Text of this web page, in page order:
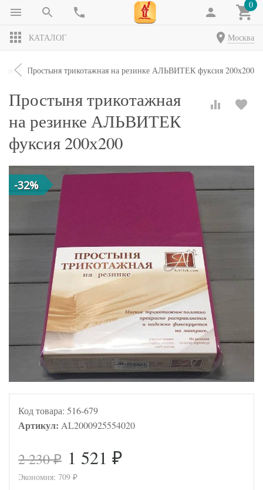
0
КАТАЛОГ Москва
Простыня трикотажная на резинке АЛЬВИТЕК фуксия 200х200
Простыня трикотажная
на резинке АЛЬВИТЕК
фуксия 200х200
-32%
Код товара: 516-679
Артикул: AL2000925554020
2 230₽ 1 521 ₽
Экономия: 709 ₽